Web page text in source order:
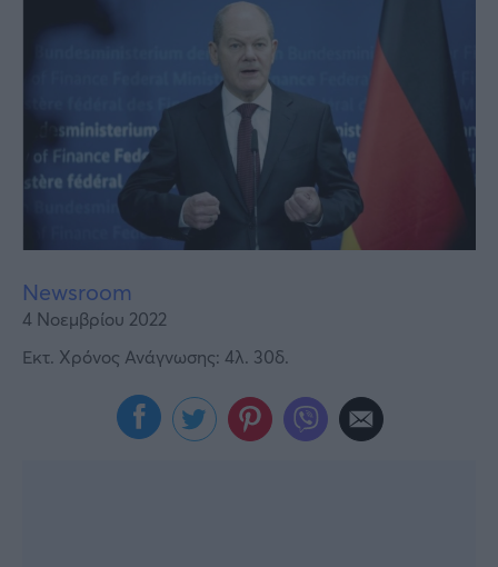
Αθλητικά
Γυναίκα
Καιρός
Newsroom
4 Νοεμβρίου 2022
Εκτ. Χρόνος Ανάγνωσης: 4λ. 30δ.